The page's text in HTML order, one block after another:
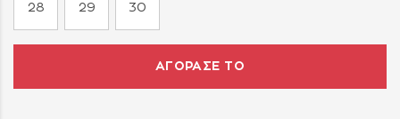
28 29 30
ΑΓΟΡΑΣΕ ΤΟ